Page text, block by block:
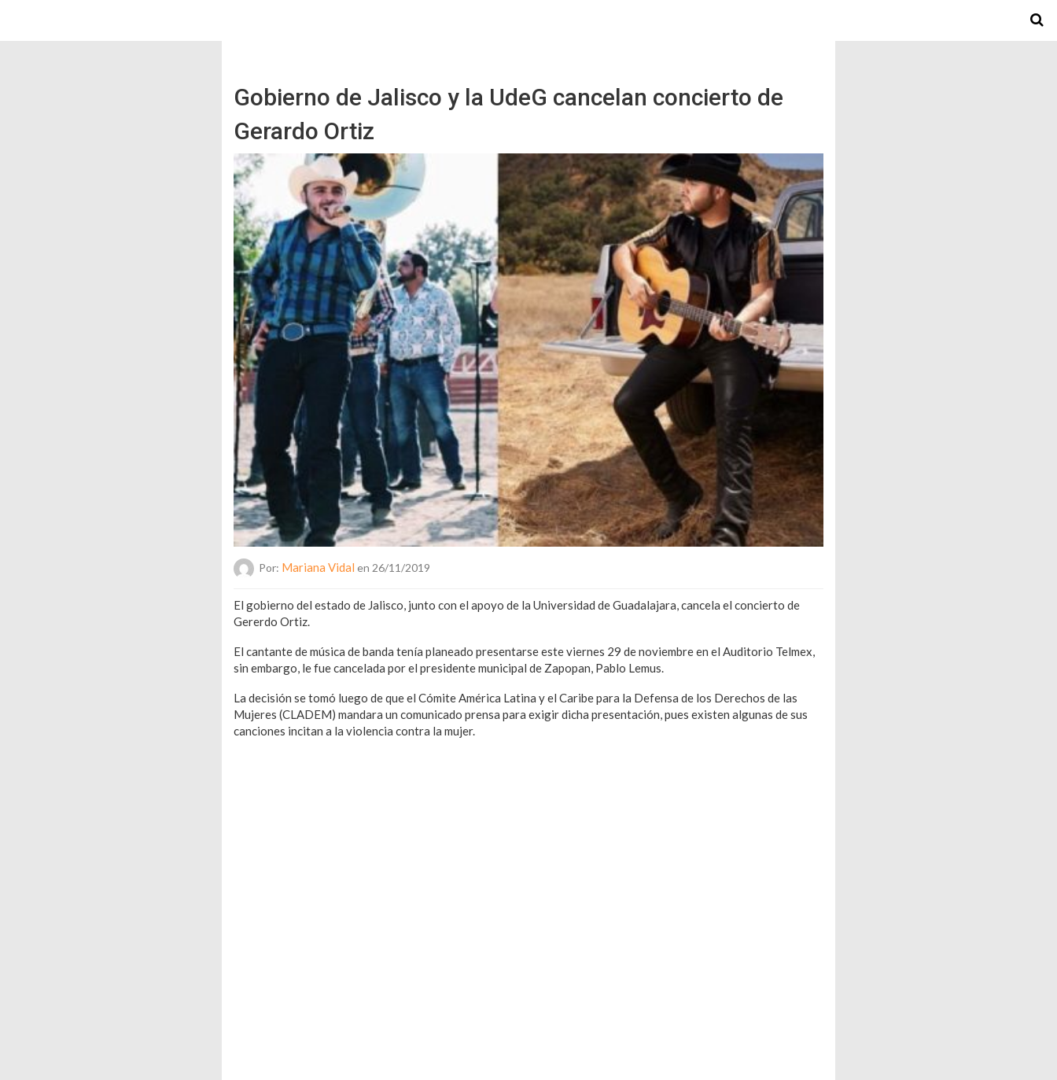
Gobierno de Jalisco y la UdeG cancelan concierto de
Gerardo Ortiz
Por: Mariana Vidal en 26/11/2019
El gobierno del estado de Jalisco, junto con el apoyo de la Universidad de Guadalajara, cancela el concierto de
Gererdo Ortiz.
El cantante de música de banda tenía planeado presentarse este viernes 29 de noviembre en el Auditorio Telmex,
sin embargo, le fue cancelada por el presidente municipal de Zapopan, Pablo Lemus.
La decisión se tomó luego de que el Cómite América Latina y el Caribe para la Defensa de los Derechos de las
Mujeres (CLADEM) mandara un comunicado prensa para exigir dicha presentación, pues existen algunas de sus
canciones incitan a la violencia contra la mujer.